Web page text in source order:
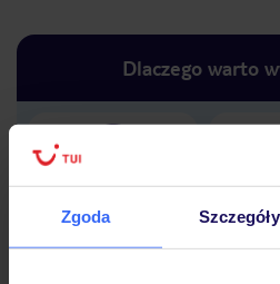
Zgoda Szczegóły
Dlaczego warto
Lider niskich cen